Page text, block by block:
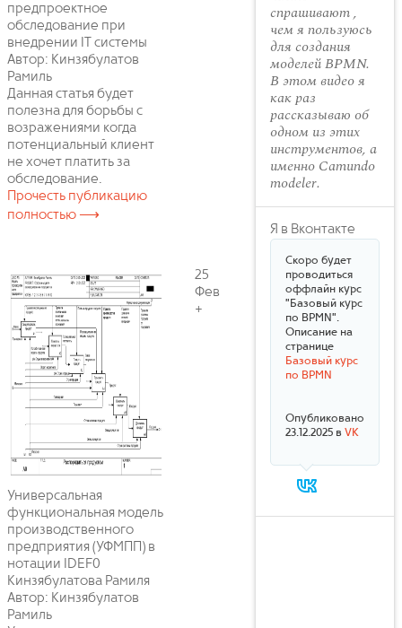
предпроектное
обследование при
внедрении IT системы
Автор: Кинзябулатов
Рамиль
Данная статья будет
полезна для борьбы с
возражениями когда
потенциальный клиент
не хочет платить за
обследование.
Прочесть публикацию
полностью ⟶
Универсальная
функциональная модель
производственного
предприятия (УФМПП) в
нотации IDEF0
Кинзябулатова Рамиля
Автор: Кинзябулатов
Рамиль
25
Фев
+
спрашивают ,
чем я пользуюсь
для создания
моделей BPMN.
В этом видео я
как раз
рассказываю об
одном из этих
инструментов, а
именно Camundo
modeler.
Я в Вконтакте
Скоро будет
проводиться
оффлайн курс
"Базовый курс
по BPMN".
Описание на
странице
Базовый курс
по BPMN
Опубликовано
23.12.2025 в VK